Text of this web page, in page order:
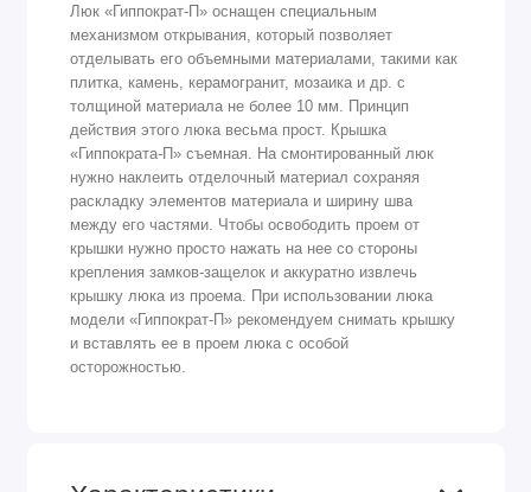
Люк «Гиппократ-П» оснащен специальным
механизмом открывания, который позволяет
отделывать его объемными материалами, такими как
плитка, камень, керамогранит, мозаика и др. с
толщиной материала не более 10 мм. Принцип
действия этого люка весьма прост. Крышка
«Гиппократа-П» съемная. На смонтированный люк
нужно наклеить отделочный материал сохраняя
раскладку элементов материала и ширину шва
между его частями. Чтобы освободить проем от
крышки нужно просто нажать на нее со стороны
крепления замков-защелок и аккуратно извлечь
крышку люка из проема. При использовании люка
модели «Гиппократ-П» рекомендуем снимать крышку
и вставлять ее в проем люка с особой
осторожностью.